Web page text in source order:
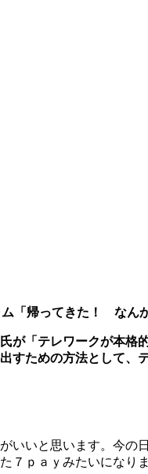
「帰ってきた！ なん
が「テレワークが本格
ための方法として、
いと思います。今の
７ｐａｙみたいになりま